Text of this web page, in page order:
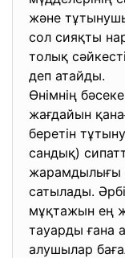
және
сол сияқты
толық
деп атайды.
Өнімнің
жағдайын
беретін
сандық)
жарамдылығы
сатылады.
мұқтажын ең
тауарды ғана
алушылар